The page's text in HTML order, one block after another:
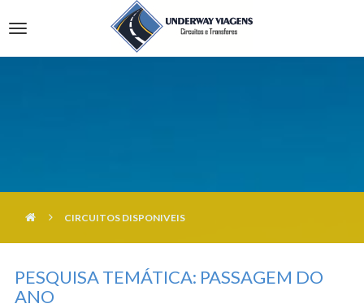
ALENTEJO
CONDIÇÕES DE RESERVA
NOTICIAS
CONTACTOS
Toggle
CIRCUITOS DISPONIVEIS
PESQUISA TEMÁTICA: PASSAGEM DO
ANO